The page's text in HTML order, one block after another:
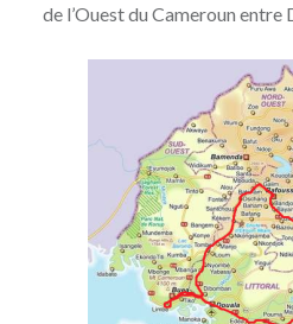
de l’Ouest du Cameroun entre